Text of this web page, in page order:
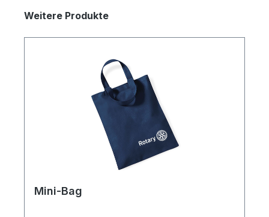
Weitere Produkte
Mini-Bag